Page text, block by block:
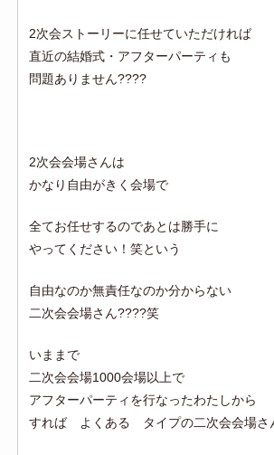
2次会ストーリーに任せていただければ
直近の結婚式・アフターパーティも
問題ありません????
2次会会場さんは
かなり自由がきく会場で
全てお任せするのであとは勝手に
やってください！笑という
自由なのか無責任なのか分からない
二次会会場さん????笑
いままで
二次会会場1000会場以上で
アフターパーティを行なったわたしから
すれば よくある タイプの二次会会場さ